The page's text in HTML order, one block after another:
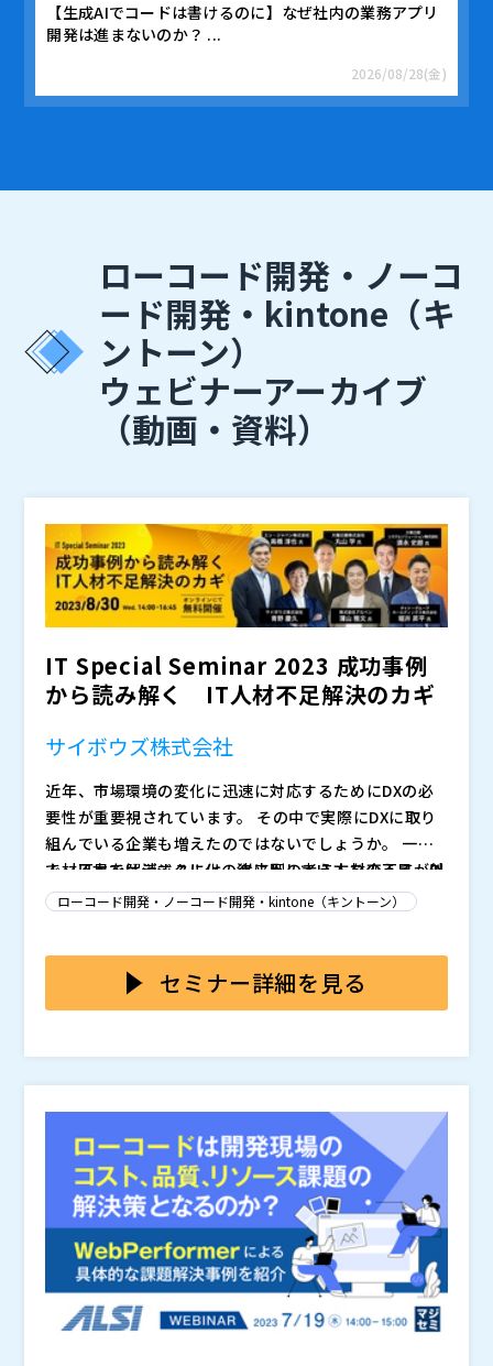
【生成AIでコードは書けるのに】なぜ社内の業務アプリ
開発は進まないのか？ ...
2026/08/28(金)
ローコード開発・ノーコ
ード開発・kintone（キ
ントーン）
ウェビナーアーカイブ
（動画・資料）
IT Special Seminar 2023 成功事例
から読み解く IT人材不足解決のカギ
サイボウズ株式会社
近年、市場環境の変化に迅速に対応するためにDXの必
要性が重要視されています。 その中で実際にDXに取り
組んでいる企業も増えたのではないでしょうか。 一方
で、日本ではデジタル化の波に反してIT人材の不足が叫
ばれ続けています。
人材不足を解消するには、従来型の考え方を変えて、外
部のベンダーに丸投げするのではなく、社内の人材を育
め、人材不足解消、人材育成に積極的に取り組まれた株
式会社アルペン 蒲山様、ダイドーグループホールディ
大陽日酸システムソリューション株式会社 須永様、エ
ン・ジャパン株式会社 高橋様などをゲストに招き、ロ
ーコード・ノーコード開発ツール「kintone」を用いた
最新事例をお伝えすると同時に、人材不足に対応できる
組織・システムについて考察して参ります。
「IT人材に店舗業務を教えるよりも、店舗業務に詳しい
人にkintoneを教える方が簡単だった」 ウィンター用
品からゴルフ・アウトドアへと事業領域を拡げ、全国に
約400店舗を展開するアルペン。2019年に内製化シフト
を掲げ、わずか３年でいくつものシステム開発をスピー
ディーに実現しています。本セッションでは、デジタル
本部長 兼 情報システム部長の蒲山様をお招きし、劇的
な内製化を実現した秘訣や、生粋のIT人材ではないメン
バーによるDXの体制づくり、経営層との関わり方など
を通じたITリーダーが担う役割などについて、サイボウ
ズ代表取締役社長との対談形式でお話しいたします。
「グループミッション2030」というありたい姿への実
現に向けて、自発的にデジタル技術やデータを活用し、
「新たな価値の創出」「プロセスの変革」「ビジネスの
創造」を行っている状態をDX推進のゴールとしている
ダイドーグループホールディングス。そのために人材や
組織体制、IT基盤をはじめとする「DXを推進する体
制・基盤」の構築に注力されています。その中で気づい
たDX推進の鍵となるデジタル人材や推進体制の内容、
53の関連企業を含めた約8000人でkintoneを利用する
大陽日酸グループ。Notesからの移行をきっかけに今で
は600ほどのアプリを運用しています。同社が目指す大
規模組織におけるICT活用を少人数のシステム部門で促
進するためにどのような工夫を行ったか、大陽日酸株式
エンジニア不足が叫ばれる今、「現場社員によるDX推
進」に着手する企業様が増えています。現場からどうD
ローコード開発・ノーコード開発・kintone（キントーン）
セミナー詳細を見る